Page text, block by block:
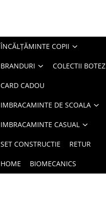
ÎNCĂLȚĂMINTE COPII
BRANDURI COLECTII BOTEZ
CARD CADOU
IMBRACAMINTE DE SCOALA
IMBRACAMINTE CASUAL
SET CONSTRUCTIE RETUR
HOME BIOMECANICS